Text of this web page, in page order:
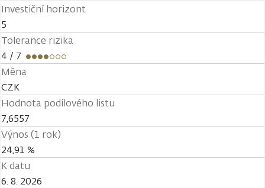
Investiční horizont
5
Tolerance rizika
4 / 7
Měna
CZK
Hodnota podílového listu
7,6557
Výnos (1 rok)
24,91 %
K datu
6. 8. 2026